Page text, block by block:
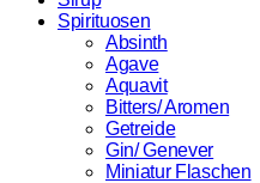
Spirituosen
Absinth
Agave
Aquavit
Bitters/ Aromen
Getreide
Gin/ Genever
Miniatur Flaschen